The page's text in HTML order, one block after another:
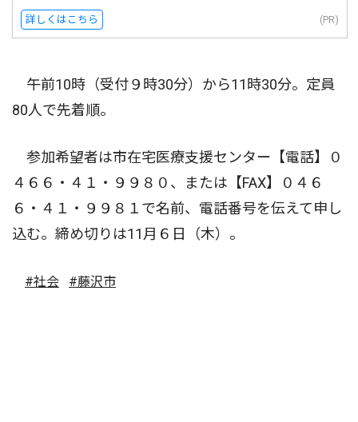
詳しくはこちら (PR)
午前10時（受付９時30分）から11時30分。定員
80人で先着順。
参加希望者は市在宅医療支援センター【電話】０
４６６・４１・９９８０、または【FAX】０４６
６・４１・９９８１で名前、電話番号を伝えて申し
込む。締め切りは11月６日（木）。
#社会 #藤沢市